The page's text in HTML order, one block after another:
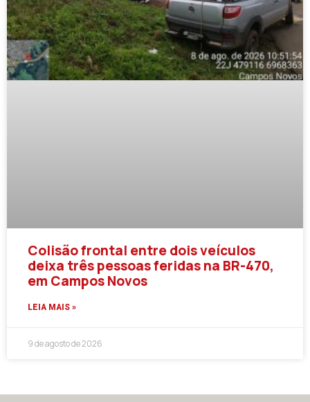
Colisão frontal entre dois veículos
deixa três pessoas feridas na BR-470,
em Campos Novos
LEIA MAIS »
9 de agosto de 2026